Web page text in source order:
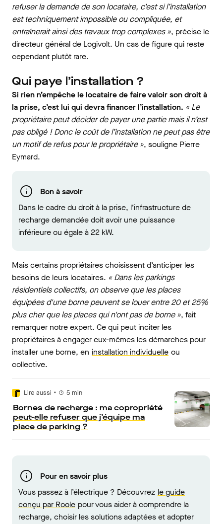
refuser la demande de son locataire, c’est si l’installation
est techniquement impossible ou compliquée, et
entraînerait ainsi des travaux trop complexes », précise le
directeur général de Logivolt. Un cas de figure qui reste
cependant plutôt rare.
Qui paye l’installation ?
Si rien n’empêche le locataire de faire valoir son droit à
la prise, c’est lui qui devra financer l’installation. « Le
propriétaire peut décider de payer une partie mais il n’est
pas obligé ! Donc le coût de l’installation ne peut pas être
un motif de refus pour le propriétaire », souligne Pierre
Eymard.
Bon à savoir
Dans le cadre du droit à la prise, l’infrastructure de
recharge demandée doit avoir une puissance
inférieure ou égale à 22 kW.
Mais certains propriétaires choisissent d’anticiper les
besoins de leurs locataires. « Dans les parkings
résidentiels collectifs, on observe que les places
équipées d'une borne peuvent se louer entre 20 et 25%
plus cher que les places qui n'ont pas de borne », fait
remarquer notre expert. Ce qui peut inciter les
propriétaires à engager eux-mêmes les démarches pour
installer une borne, en installation individuelle ou
collective.
Lire aussi • 5 min
Bornes de recharge : ma copropriété
peut-elle refuser que j’équipe ma
place de parking ?
Pour en savoir plus
Vous passez à l’électrique ? Découvrez le guide
conçu par Roole pour vous aider à comprendre la
recharge, choisir les solutions adaptées et adopter